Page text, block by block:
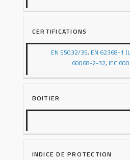
CERTIFICATIONS
EN 55032/35, EN 62368-1
60068-2-32, IEC
BOITIER
INDICE DE PROTECTION